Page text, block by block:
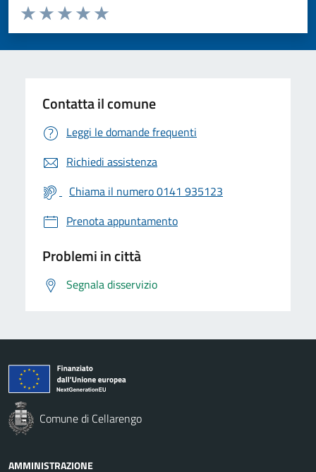
Valuta da 1 a 5 stelle la pagina
Valuta 5 stelle su 5
Valuta 4 stelle su 5
Valuta 3 stelle su 5
Valuta 2 stelle su 5
Valuta 1 stelle su 5
Contatta il comune
Leggi le domande frequenti
Richiedi assistenza
Chiama il numero 0141 935123
Prenota appuntamento
Problemi in città
Segnala disservizio
Comune di Cellarengo
AMMINISTRAZIONE